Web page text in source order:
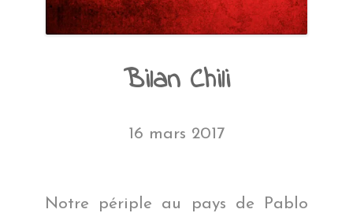
Bilan Chili
16 mars 2017
Notre périple au pays de Pablo